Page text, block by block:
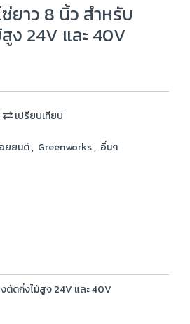
ยาว 8 นิ้ว สำหรับ
ง 24V และ 40V
เปรียบเทียบ
ยยนต์, Greenworks, อื่นๆ
ตัดกิ่งไม้สูง 24V และ 40V